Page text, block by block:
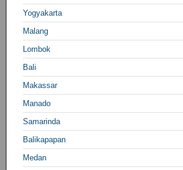
Yogyakarta
Malang
Lombok
Bali
Makassar
Manado
Samarinda
Balikapapan
Medan